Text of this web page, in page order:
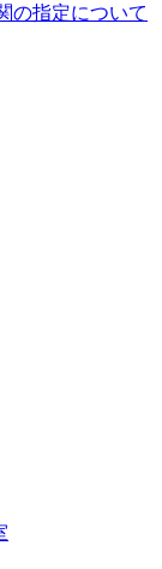
の指定について